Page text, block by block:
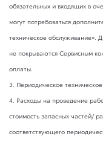
обязательных и входящих в
могут потребоваться
техническое обслуживание».
не покрываются Сервисным
оплаты.
3. Периодическое
4. Расходы на проведение
стоимость запасных частей/
соответствующего